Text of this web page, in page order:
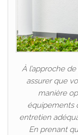
À l’approche
assurer que
manière
équipements
entretien
En prenant